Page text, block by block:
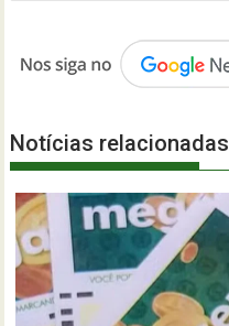
Notícias relacionadas